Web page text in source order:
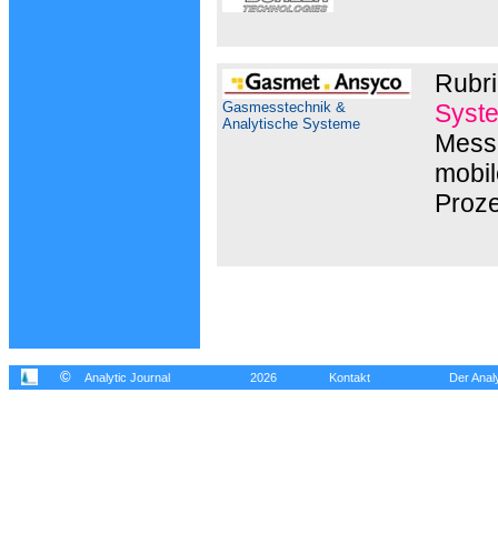
Gasmesstechnik &
Analytische Systeme
© Analytic Journal 2026 Kontakt Der